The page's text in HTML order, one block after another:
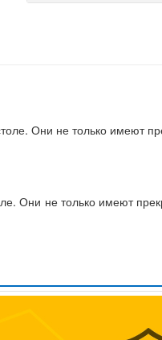
Они не только имеют
Они не только имеют